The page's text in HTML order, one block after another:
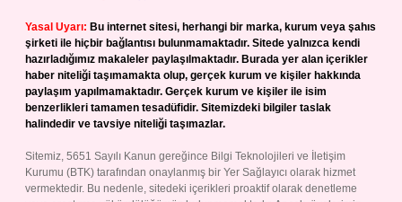
Yasal Uyarı: Bu internet sitesi, herhangi bir marka, kurum veya şahıs
şirketi ile hiçbir bağlantısı bulunmamaktadır. Sitede yalnızca kendi
hazırladığımız makaleler paylaşılmaktadır. Burada yer alan içerikler
haber niteliği taşımamakta olup, gerçek kurum ve kişiler hakkında
paylaşım yapılmamaktadır. Gerçek kurum ve kişiler ile isim
benzerlikleri tamamen tesadüfidir. Sitemizdeki bilgiler taslak
halindedir ve tavsiye niteliği taşımazlar.
Sitemiz, 5651 Sayılı Kanun gereğince Bilgi Teknolojileri ve İletişim
Kurumu (BTK) tarafından onaylanmış bir Yer Sağlayıcı olarak hizmet
vermektedir. Bu nedenle, sitedeki içerikleri proaktif olarak denetleme